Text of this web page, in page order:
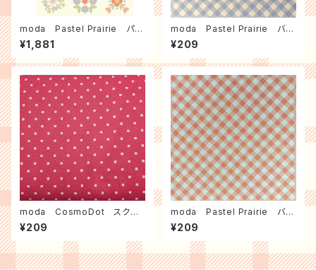
moda Pastel Prairie パネ
ル
¥1,881
moda Pastel Prairie バイ
アスチェック（ミスト）
¥209
moda CosmoDot スクエ
アドット（ローズ）
¥209
moda Pastel Prairie バイ
アスチェック（コーラル）
¥209